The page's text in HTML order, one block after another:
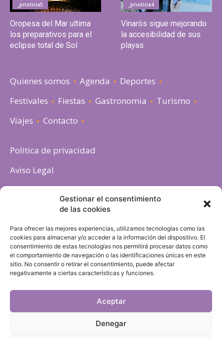
Gestionar el consentimiento
de las cookies
Para ofrecer las mejores experiencias, utilizamos tecnologías como las
cookies para almacenar y/o acceder a la información del dispositivo. El
consentimiento de estas tecnologías nos permitirá procesar datos como
el comportamiento de navegación o las identificaciones únicas en este
sitio. No consentir o retirar el consentimiento, puede afectar
negativamente a ciertas características y funciones.
Aceptar
Denegar
_pnoticia5
Oropesa del Mar ultima
los preparativos para el
eclipse total de Sol
_pnoticia4
Vinaròs sigue mejorando
la accesibilidad de sus
playas
Quienes somos Agenda
Deportes
Festivales
Fiestas Gastronomia
Turismo
Viajes
Contacto
Politica de privacidad
Aviso Legal
Política de cookies